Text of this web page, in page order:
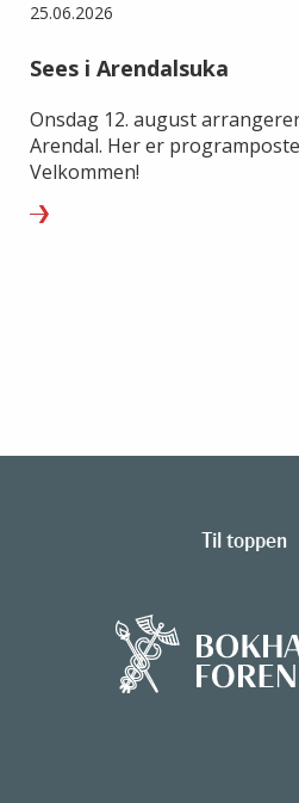
25.06.2026
Sees i Arendalsuka
Onsdag 12. august
Arendal. Her er
Velkommen!
Til toppen